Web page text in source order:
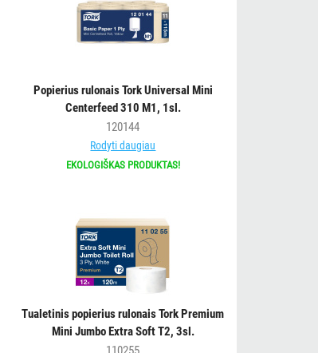
Popierius rulonais Tork Universal Mini
Centerfeed 310 M1, 1sl.
120144
Rodyti daugiau
EKOLOGIŠKAS PRODUKTAS!
Tualetinis popierius rulonais Tork Premium
Mini Jumbo Extra Soft T2, 3sl.